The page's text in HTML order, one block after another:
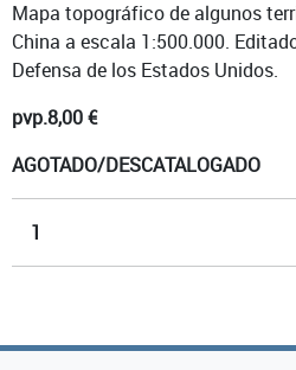
Mapa topográfico de algunos
China a escala 1:500.000.
Defensa de los Estados Unidos.
pvp.8,00 €
AGOTADO/DESCATALOGADO
1